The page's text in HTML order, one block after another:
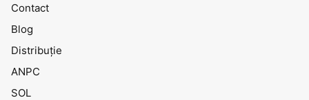
Contact
Blog
Distribuţie
ANPC
SOL